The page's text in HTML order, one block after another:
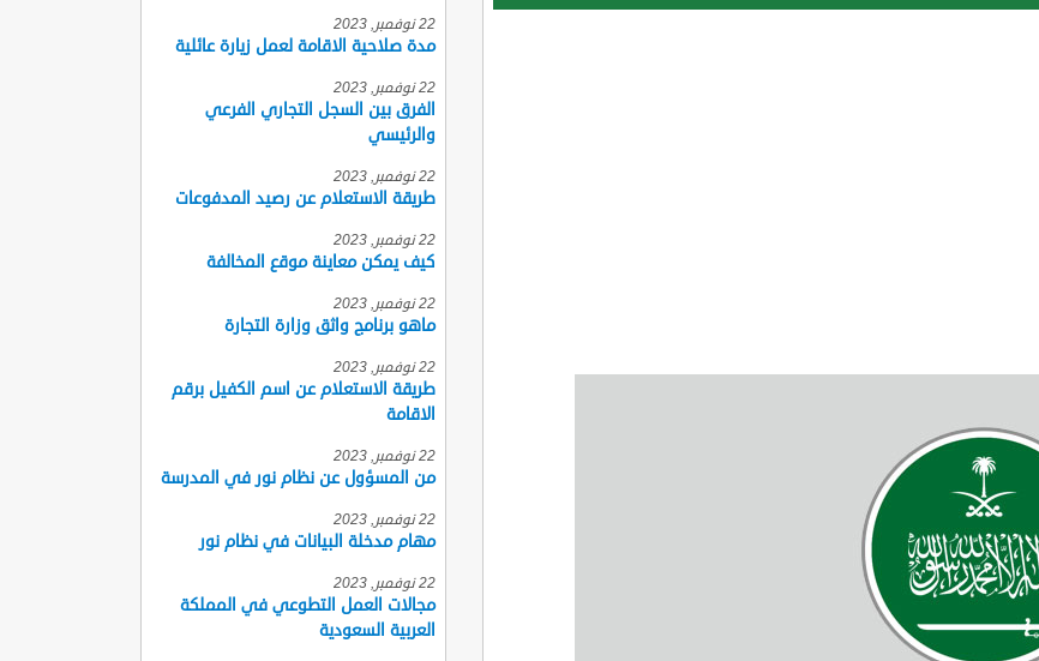
22 نوفمبر, 2023
مدة صلاحية الاقامة لعمل زيارة عائلية
22 نوفمبر, 2023
الفرق بين السجل التجاري الفرعي
والرئيسي
22 نوفمبر, 2023
طريقة الاستعلام عن رصيد المدفوعات
22 نوفمبر, 2023
كيف يمكن معاينة موقع المخالفة
22 نوفمبر, 2023
ماهو برنامج واثق وزارة التجارة
22 نوفمبر, 2023
طريقة الاستعلام عن اسم الكفيل برقم
الاقامة
22 نوفمبر, 2023
من المسؤول عن نظام نور في المدرسة
22 نوفمبر, 2023
مهام مدخلة البيانات في نظام نور
22 نوفمبر, 2023
مجالات العمل التطوعي في المملكة
العربية السعودية